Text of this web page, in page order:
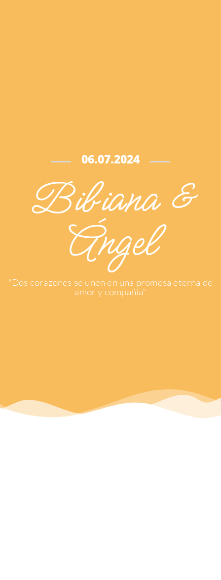
06.07.2024
Bibiana &
Ángel
"Dos corazones se unen en una promesa eterna de
amor y compañía"